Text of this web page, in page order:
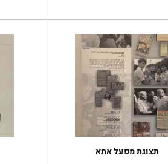
תצוגת מפעל אתא